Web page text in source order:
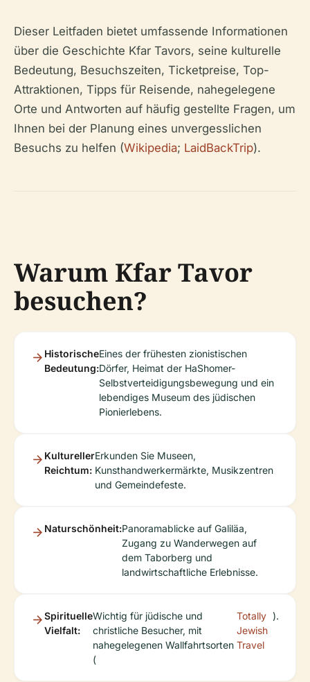
Dieser Leitfaden bietet umfassende Informationen
über die Geschichte Kfar Tavors, seine kulturelle
Bedeutung, Besuchszeiten, Ticketpreise, Top-
Attraktionen, Tipps für Reisende, nahegelegene
Orte und Antworten auf häufig gestellte Fragen, um
Ihnen bei der Planung eines unvergesslichen
Besuchs zu helfen (Wikipedia; LaidBackTrip).
Warum Kfar Tavor
besuchen?
Historische
Bedeutung:
Eines der frühesten zionistischen
Dörfer, Heimat der HaShomer-
Selbstverteidigungsbewegung und ein
lebendiges Museum des jüdischen
Pionierlebens.
Kultureller
Reichtum:
Erkunden Sie Museen,
Kunsthandwerkermärkte, Musikzentren
und Gemeindefeste.
Naturschönheit:Panoramablicke auf Galiläa,
Zugang zu Wanderwegen auf
dem Taborberg und
landwirtschaftliche Erlebnisse.
Spirituelle
Vielfalt:
Wichtig für jüdische und
christliche Besucher, mit
nahegelegenen Wallfahrtsorten
(
Totally
Jewish
Travel
).